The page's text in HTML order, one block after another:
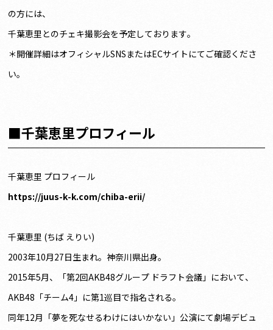
の方には、
千葉恵里とのチェキ撮影会を予定しております。
＊開催詳細はオフィシャルSNSまたはECサイトにてご確認くださ
い。
■千葉恵里プロフィール
千葉恵里 プロフィール
https://juus-k-k.com/chiba-erii/
千葉恵里 (ちば えりい)
2003年10月27日生まれ。神奈川県出身。
2015年5月、「第2回AKB48グループ ドラフト会議」において、
AKB48「チーム4」に第1巡目で指名される。
同年12月「夢を死なせるわけにはいかない」公演にて劇場デビュ